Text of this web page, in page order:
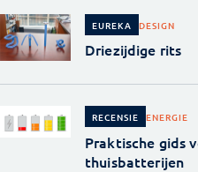
EUREKA DESIGN
Driezijdige rits
RECENSIE ENERGIE
Praktische gids
thuisbatterijen